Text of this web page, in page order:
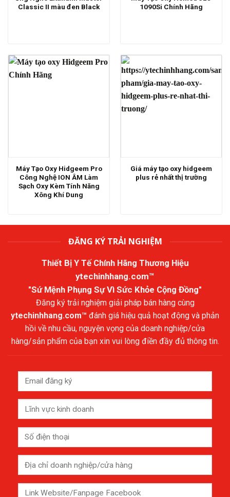
Classic II màu đen Black
1090Si Chính Hãng
Máy Tạo Oxy Hidgeem Pro
Công Nghệ ION ÂM Làm
Sạch Oxy Kèm Tính Năng
Xông Khí Dung
Giá máy tạo oxy hidgeem
plus rẻ nhất thị trường
ĐĂNG KÝ TRẢI NGHIỆM
Thiết Bị Y Tế Chính Hãng Thương Hiệu
ytechinhhang.com™
"Sứ Mệnh Phụng Sự Vì Sức Khỏe Cộng Đồng"
Đăng ký trải nghiệm giải pháp bán hàng cùng
ytechinhhang.com™ đánh giá hiệu quả hoạt động và phản
hồi về nhu cầu, nguyện vọng của doanh nghiệp/cửa
hàng/sản phẩm của bạn xin vui lòng điền đầy đủ thông tin.